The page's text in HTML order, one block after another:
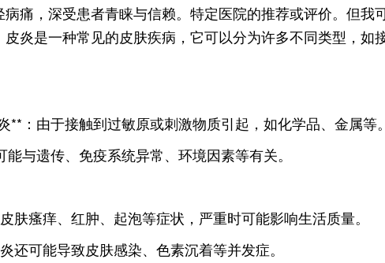
痛，深受患者青睐与信赖。特定医院的推荐或评价。但我
皮炎是一种常见的皮肤疾病，它可以分为许多不同类型，
**：由于接触到过敏原或刺激物质引起，如化学品、金属等。
能与遗传、免疫系统异常、环境因素等有关。
肤瘙痒、红肿、起泡等症状，严重时可能影响生活质量。
还可能导致皮肤感染、色素沉着等并发症。